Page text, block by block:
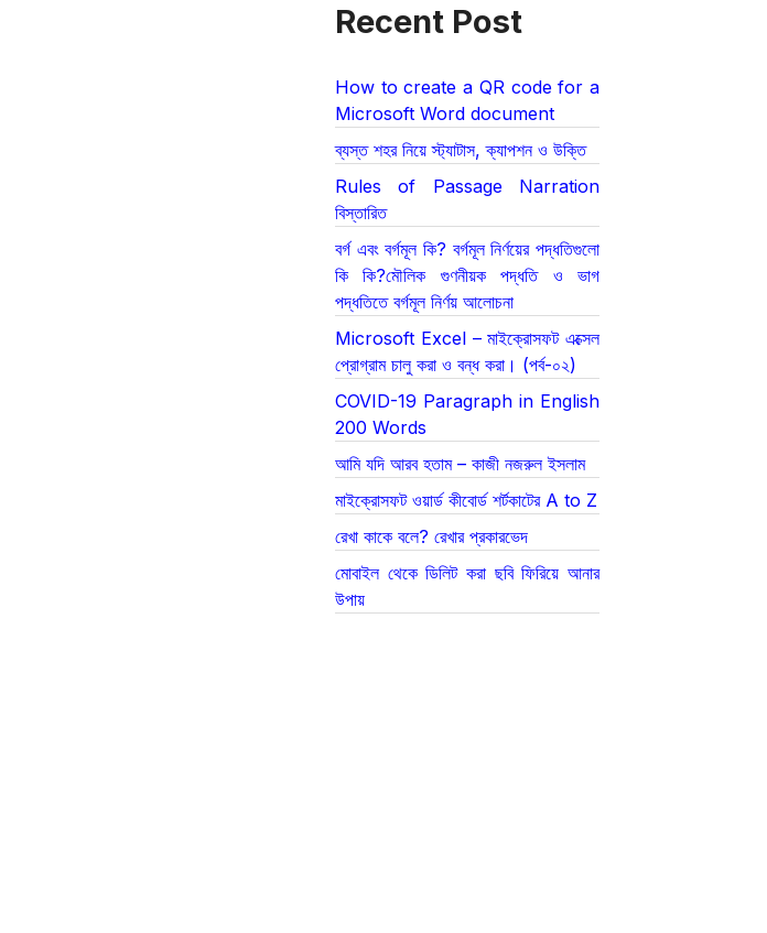
Recent Post
How to create a QR code for a
Microsoft Word document
ব্যস্ত শহর নিয়ে স্ট্যাটাস, ক্যাপশন ও উক্তি
Rules of Passage Narration
বিস্তারিত
বর্গ এবং বর্গমূল কি? বর্গমূল নির্ণয়ের পদ্ধতিগুলো
কি কি?মৌলিক গুণনীয়ক পদ্ধতি ও ভাগ
পদ্ধতিতে বর্গমূল নির্ণয় আলোচনা
Microsoft Excel – মাইক্রোসফট এক্সেল
প্রোগ্রাম চালু করা ও বন্ধ করা। (পর্ব-০২)
COVID-19 Paragraph in English
200 Words
আমি যদি আরব হতাম – কাজী নজরুল ইসলাম
মাইক্রোসফট ওয়ার্ড কীবোর্ড শর্টকাটের A to Z
রেখা কাকে বলে? রেখার প্রকারভেদ
মোবাইল থেকে ডিলিট করা ছবি ফিরিয়ে আনার
উপায়